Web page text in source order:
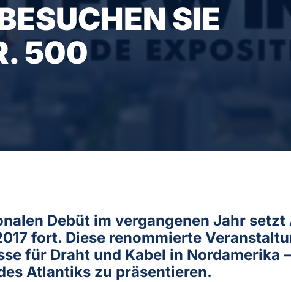
SIE
500
Debüt im vergangenen Jahr setzt
fort. Diese renommierte
für Draht und Kabel in Nordamerika
Atlantiks zu präsentieren.